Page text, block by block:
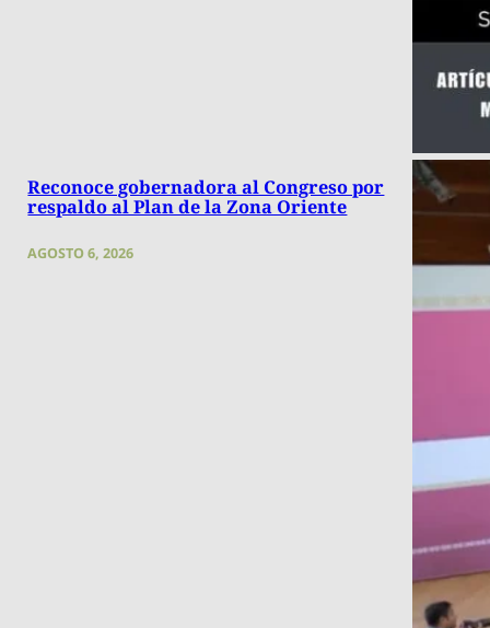
Reconoce gobernadora al Congreso por
respaldo al Plan de la Zona Oriente
AGOSTO 6, 2026